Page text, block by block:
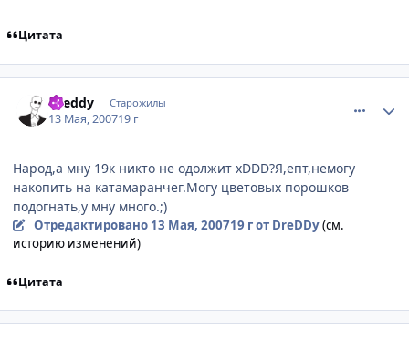
Цитата
Dreddy Старожилы
13 Мая, 200719 г
Народ,а мну 19к никто не одолжит xDDD?Я,епт,немогу
накопить на катамаранчег.Могу цветовых порошков
подогнать,у мну много.;)
Отредактировано 13 Мая, 200719 гот DreDDy(см.
историю изменений)
Цитата